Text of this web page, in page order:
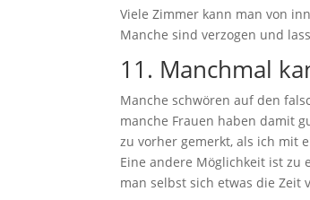
Viele Zimmer kann man von
Manche sind verzogen und
11. Manchmal
Manche schwören auf den
manche Frauen haben damit
zu vorher gemerkt, als ich mit
Eine andere Möglichkeit ist zu
man selbst sich etwas die Zeit